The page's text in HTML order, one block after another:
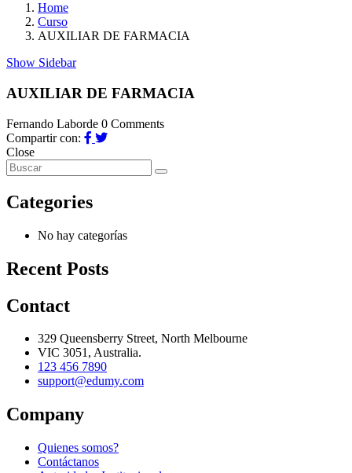
Home
Curso
AUXILIAR DE FARMACIA
Show Sidebar
AUXILIAR DE FARMACIA
Fernando Laborde 0 Comments
Compartir con:
Close
Categories
No hay categorías
Recent Posts
Contact
329 Queensberry Street, North Melbourne
VIC 3051, Australia.
123 456 7890
support@edumy.com
Company
Quienes somos?
Contáctanos